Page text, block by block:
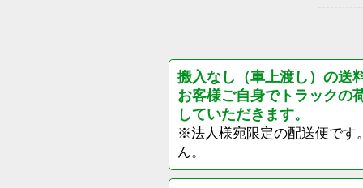
搬入なし（車上渡し）の送
お客様ご自身でトラックの
していただきます。
※法人様宛限定の配送便です
ん。